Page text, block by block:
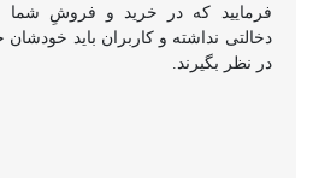
فرمایید که در خرید و فروشِ شما
دخالتی نداشته و کاربران باید خودشان
در نظر بگیرند.